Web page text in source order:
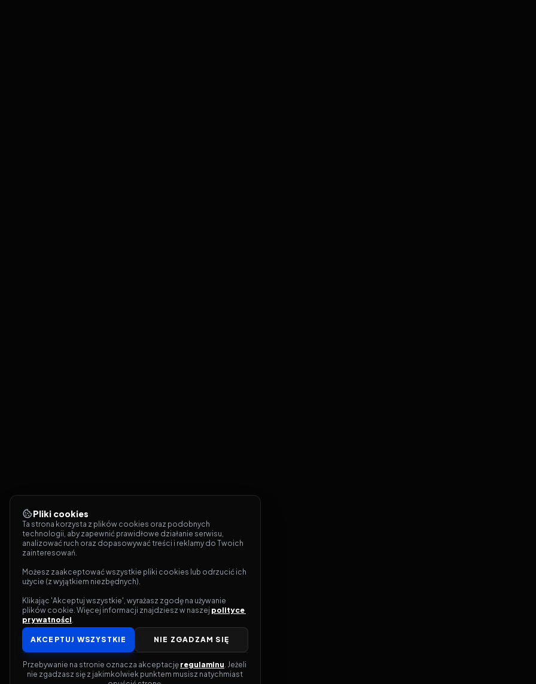
Pliki cookies
Ta strona korzysta z plików cookies oraz podobnych
technologii, aby zapewnić prawidłowe działanie serwisu,
analizować ruch oraz dopasowywać treści i reklamy do Twoich
zainteresowań.
Możesz zaakceptować wszystkie pliki cookies lub odrzucić ich
użycie (z wyjątkiem niezbędnych).
Klikając 'Akceptuj wszystkie', wyrażasz zgodę na używanie
plików cookie. Więcej informacji znajdziesz w naszej polityce
prywatności.
AKCEPTUJ WSZYSTKIE NIE ZGADZAM SIĘ
Przebywanie na stronie oznacza akceptację regulaminu. Jeżeli
nie zgadzasz się z jakimkolwiek punktem musisz natychmiast